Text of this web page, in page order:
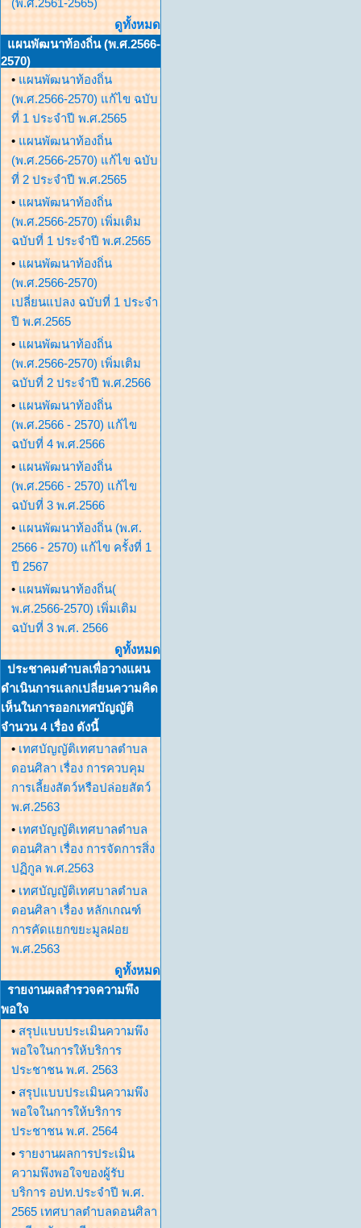
(พ.ศ.2561-2565)
ดูทั้งหมด
แผนพัฒนาท้องถิ่น (พ.ศ.2566-
2570)
• แผนพัฒนาท้องถิ่น
(พ.ศ.2566-2570) แก้ไข ฉบับ
ที่ 1 ประจำปี พ.ศ.2565
• แผนพัฒนาท้องถิ่น
(พ.ศ.2566-2570) แก้ไข ฉบับ
ที่ 2 ประจำปี พ.ศ.2565
• แผนพัฒนาท้องถิ่น
(พ.ศ.2566-2570) เพิ่มเติม
ฉบับที่ 1 ประจำปี พ.ศ.2565
• แผนพัฒนาท้องถิ่น
(พ.ศ.2566-2570)
เปลี่ยนแปลง ฉบับที่ 1 ประจำ
ปี พ.ศ.2565
• แผนพัฒนาท้องถิ่น
(พ.ศ.2566-2570) เพิ่มเติม
ฉบับที่ 2 ประจำปี พ.ศ.2566
• แผนพัฒนาท้องถิ่น
(พ.ศ.2566 - 2570) แก้ไข
ฉบับที่ 4 พ.ศ.2566
• แผนพัฒนาท้องถิ่น
(พ.ศ.2566 - 2570) แก้ไข
ฉบับที่ 3 พ.ศ.2566
• แผนพัฒนาท้องถิ่น (พ.ศ.
2566 - 2570) แก้ไข ครั้งที่ 1
ปี 2567
• แผนพัฒนาท้องถิ่น(
พ.ศ.2566-2570) เพิ่มเติม
ฉบับที่ 3 พ.ศ. 2566
ดูทั้งหมด
ประชาคมตำบลเพื่อวางแผน
ดำเนินการแลกเปลี่ยนความคิด
เห็นในการออกเทศบัญญัติ
จำนวน 4 เรื่อง ดังนี้
• เทศบัญญัติเทศบาลตำบล
ดอนศิลา เรื่อง การควบคุม
การเลี้ยงสัตว์หรือปล่อยสัตว์
พ.ศ.2563
• เทศบัญญัติเทศบาลตำบล
ดอนศิลา เรื่อง การจัดการสิ่ง
ปฏิกูล พ.ศ.2563
• เทศบัญญัติเทศบาลตำบล
ดอนศิลา เรื่อง หลักเกณฑ์
การคัดแยกขยะมูลฝอย
พ.ศ.2563
ดูทั้งหมด
รายงานผลสำรวจความพึง
พอใจ
• สรุปแบบประเมินความพึง
พอใจในการให้บริการ
ประชาชน พ.ศ. 2563
• สรุปแบบประเมินความพึง
พอใจในการให้บริการ
ประชาชน พ.ศ. 2564
• รายงานผลการประเมิน
ความพึงพอใจของผู้รับ
บริการ อปท.ประจำปี พ.ศ.
2565 เทศบาลตำบลดอนศิลา